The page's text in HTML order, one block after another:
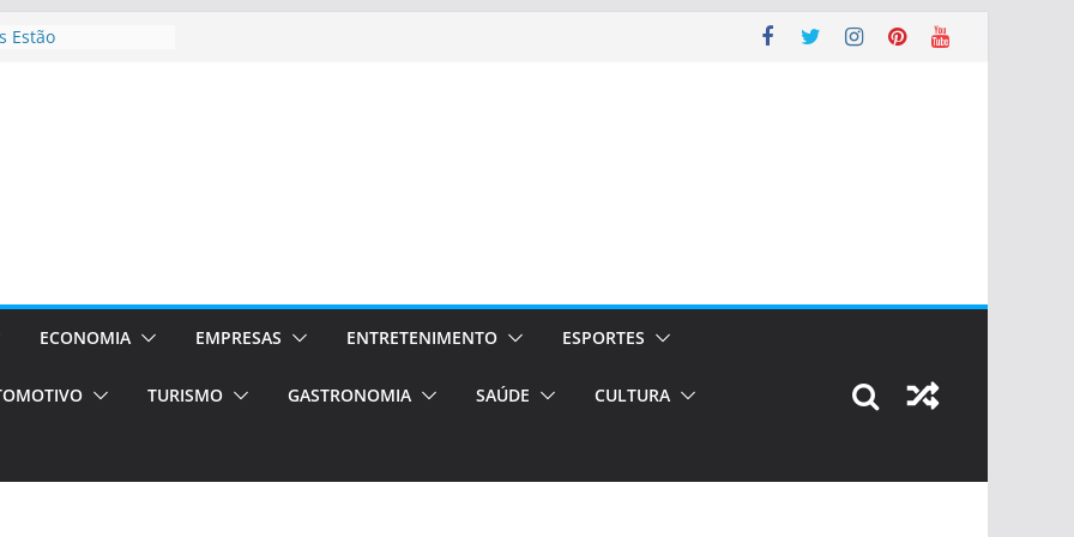
Estão
em Porto
de transfer,
de alto padrão
bolsas –
o segundo
únicas e
de volta!
ECONOMIA EMPRESAS ENTRETENIMENTO ESPORTES
TURISMO GASTRONOMIA SAÚDE CULTURA